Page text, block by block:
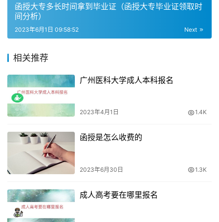
药学函授学习是成人教育授课的一种方式。以广东食品药品
职业学院函授大专为例，学制为三年，学费为2400元/年。
该学院的药学专业主要学习专科阶段药学专业所需的理论知
识和技能。昆明卫生职业学院也提供药学函授学习，该学院
2400元/年。
函授大专多长时间拿到毕业证（函授大专毕业证领取时
间分析）
Next
2023年6月1日 09:58:52
相关推荐
广州医科大学成人本科报名
2023年4月1日 1.4K
函授是怎么收费的
2023年6月30日 1.3K
成人高考要在哪里报名